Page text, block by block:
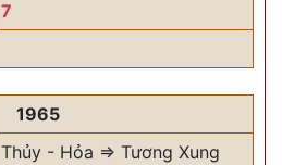
7
1965
Thủy - Hỏa => Tương Xung